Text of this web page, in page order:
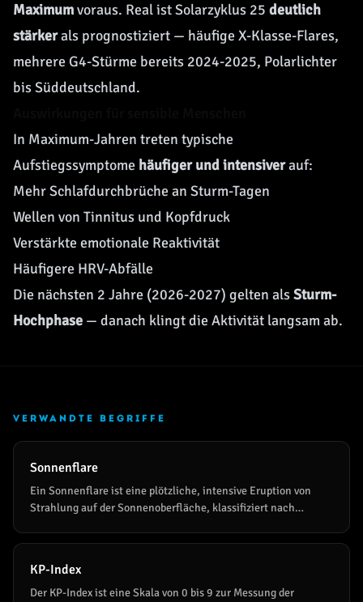
Maximumvoraus. Real ist Solarzyklus 25 deutlich
stärkerals prognostiziert — häufige X-Klasse-Flares,
mehrere G4-Stürme bereits 2024-2025, Polarlichter
bis Süddeutschland.
In Maximum-Jahren treten typische
Aufstiegssymptome häufiger und intensiverauf:
Mehr Schlafdurchbrüche an Sturm-Tagen
Wellen von Tinnitus und Kopfdruck
Verstärkte emotionale Reaktivität
Häufigere HRV-Abfälle
Die nächsten 2 Jahre (2026-2027) gelten alsSturm-
Hochphase — danach klingt die Aktivität langsam ab.
VERWANDTE BEGRIFFE
Sonnenflare
Ein Sonnenflare ist eine plötzliche, intensive Eruption von
Strahlung auf der Sonnenoberfläche, klassifiziert nach
fach stärker). M- und X-Klasse können geomagnetische
Aufstiegssymptome verstärken.
KP-Index
Der KP-Index ist eine Skala von 0 bis 9 zur Messung der